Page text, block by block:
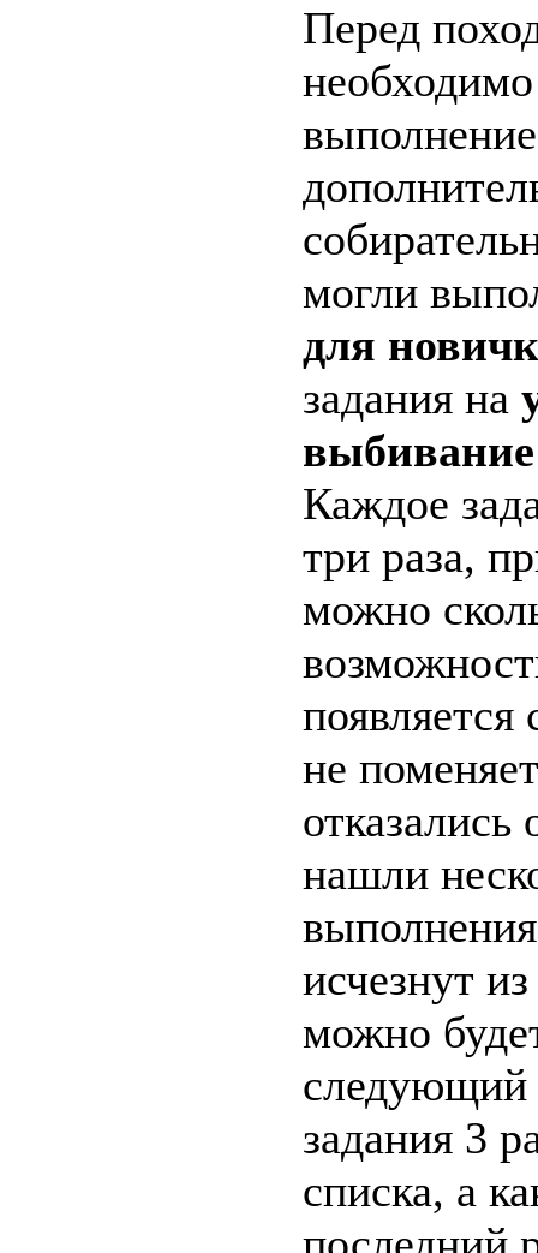
Перед
необходимо
могли
для
задания на
Каждое
три раза,
можно
не
нашли
исчезнут
можно
следующий
задания 3
списка, а